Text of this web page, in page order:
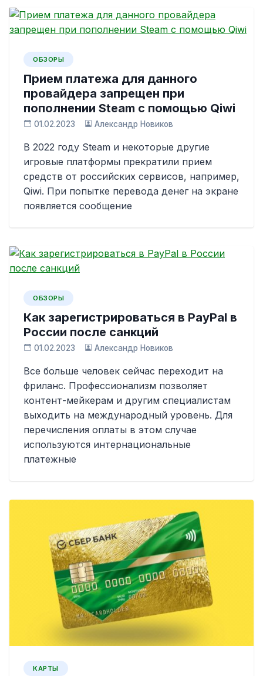
ОБЗОРЫ
Прием платежа для данного
провайдера запрещен при
пополнении Steam с помощью Qiwi
01.02.2023 Александр Новиков
В 2022 году Steam и некоторые другие
игровые платформы прекратили прием
средств от российских сервисов, например,
Qiwi. При попытке перевода денег на экране
появляется сообщение
ОБЗОРЫ
Как зарегистрироваться в PayPal в
России после санкций
01.02.2023 Александр Новиков
Все больше человек сейчас переходит на
фриланс. Профессионализм позволяет
контент-мейкерам и другим специалистам
выходить на международный уровень. Для
перечисления оплаты в этом случае
используются интернациональные
платежные
КАРТЫ